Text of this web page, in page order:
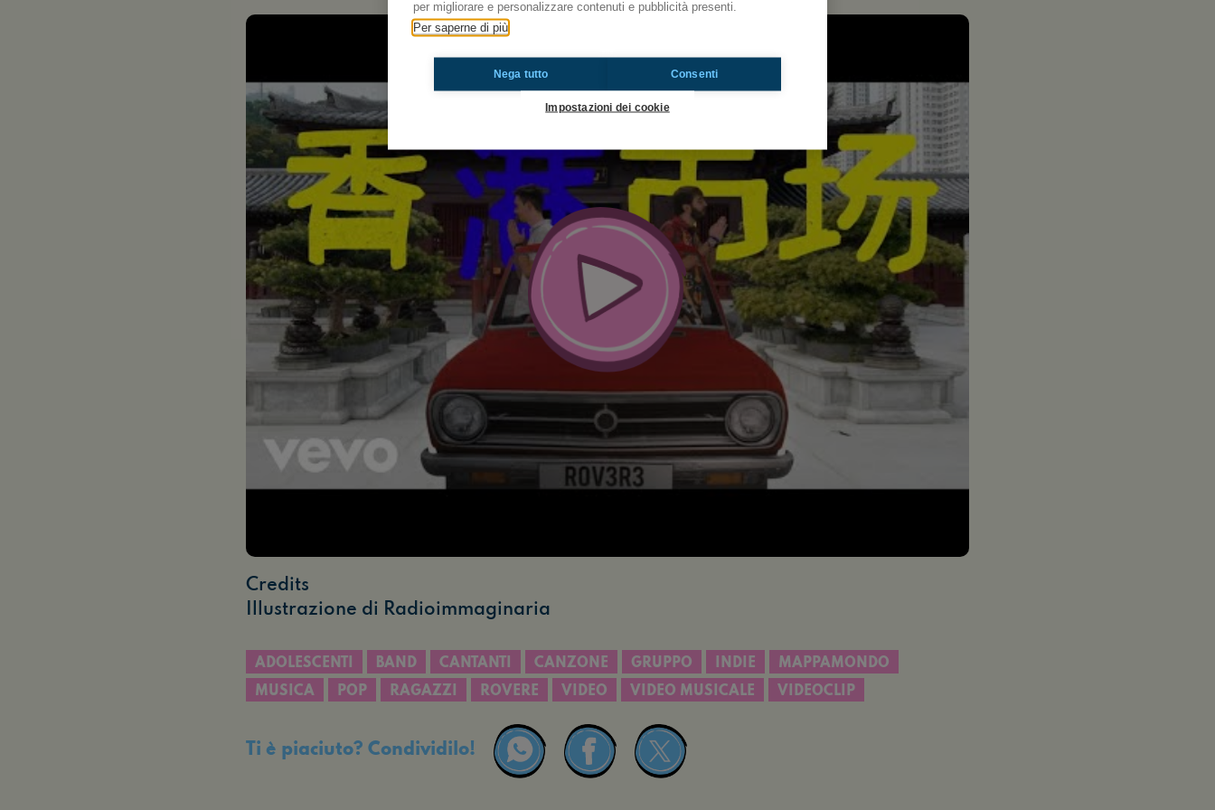
Credits
Illustrazione di Radioimmaginaria
ADOLESCENTI BAND CANTANTI CANZONE GRUPPO INDIE
MAPPAMONDO
MUSICA
POP RAGAZZI ROVERE VIDEO VIDEO MUSICALE VIDEOCLIP
Ti è piaciuto? Condividilo!
per migliorare e personalizzare contenuti e pubblicità presenti.
Per saperne di più
Nega tutto Consenti
Impostazioni dei cookie